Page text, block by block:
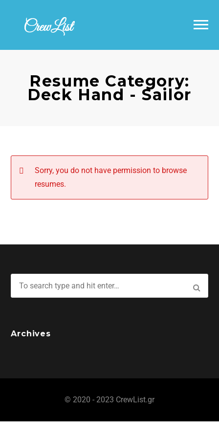
Resume Category:
Deck Hand - Sailor
Sorry, you do not have permission to browse
resumes.
Archives
© 2020 - 2023 CrewList.gr
Εύρεση ζήτησης – Jobs Search
Αναζήτηση Βιογραφικών – Resumes
Search
Προσθήκη βιογραφικού – Add a Resume
Job Alerts
Σχετικά με εμάς – About Us